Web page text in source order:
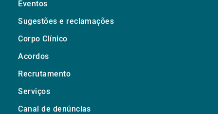
Eventos
Sugestões e reclamações
Corpo Clínico
Acordos
Recrutamento
Serviços
Canal de denúncias